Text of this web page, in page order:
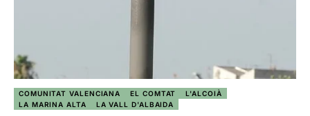
COMUNITAT VALENCIANA EL COMTAT
L'ALCOIÀ
LA MARINA ALTA
LA VALL D'ALBAIDA